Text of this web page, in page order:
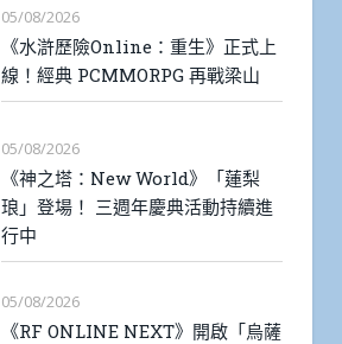
05/08/2026
《水滸歷險Online：重生》正式上
線！經典 PCMMORPG 再戰梁山
05/08/2026
《神之塔：New World》「蓮梨
琅」登場！ 三週年慶典活動持續進
行中
05/08/2026
《RF ONLINE NEXT》開啟「烏薩